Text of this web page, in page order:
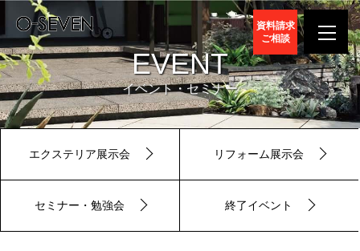
資料請求
ご相談
EVENT
イベント・セミナー
エクステリア展示会 リフォーム展示会
セミナー・勉強会 終了イベント